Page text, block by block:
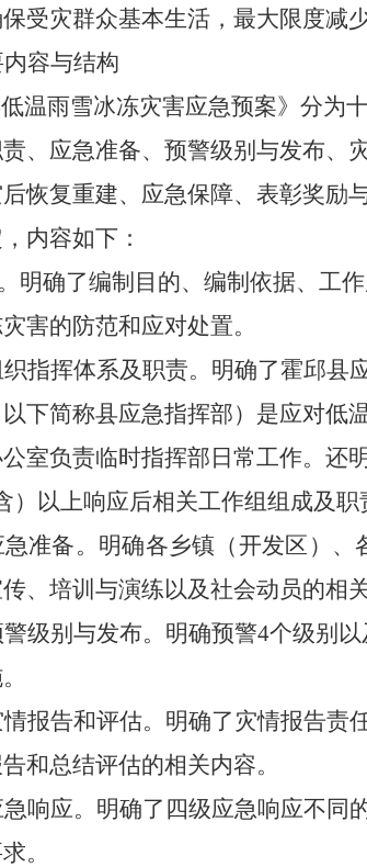
受灾群众基本生活，最大限度减
容与结构
低温雨雪冰冻灾害应急预案》分为
、应急准备、预警级别与发布、
恢复重建、应急保障、表彰奖励
内容如下：
明确了编制目的、编制依据、工
害的防范和应对处置。
织指挥体系及职责。明确了霍邱县
下简称县应急指挥部）是应对低
室负责临时指挥部日常工作。还
）以上响应后相关工作组组成及职
急准备。明确各乡镇（开发区）、
、培训与演练以及社会动员的相
警级别与发布。明确预警4个级别以
情报告和评估。明确了灾情报告责
和总结评估的相关内容。
急响应。明确了四级应急响应不同
。